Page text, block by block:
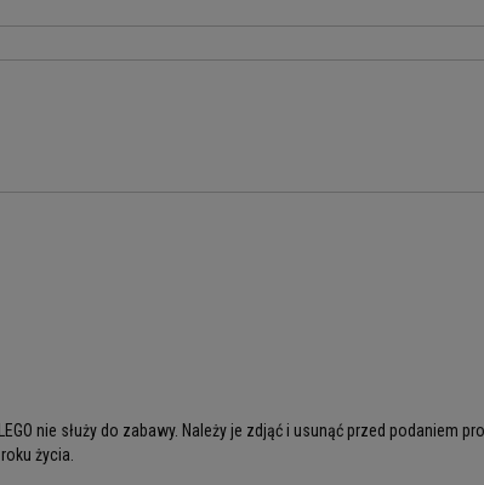
nie służy do zabawy. Należy je zdjąć i usunąć przed
życia.